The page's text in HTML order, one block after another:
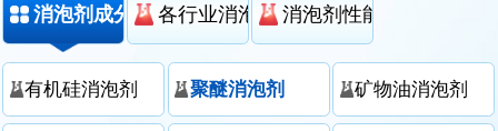
消泡剂成分分类
有机硅消泡剂 聚醚消泡剂 矿物油消泡剂
各行业消泡剂分类消泡剂性能分类